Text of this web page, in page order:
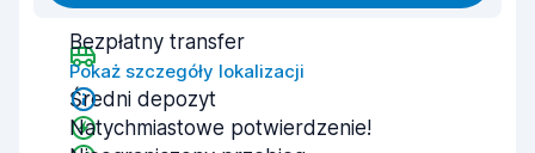
Bezpłatny transfer
Pokaż szczegóły lokalizacji
Średni depozyt
Natychmiastowe potwierdzenie!